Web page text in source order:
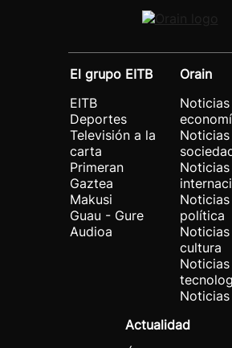
El grupo EITB
EITB
Deportes
Televisión a la
carta
Primeran
Gaztea
Makusi
Guau - Gure
Audioa
Orain
Noticias
política
cultura
Actualidad